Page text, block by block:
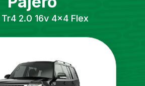
Tr4 2.0 16v 4x4 Flex